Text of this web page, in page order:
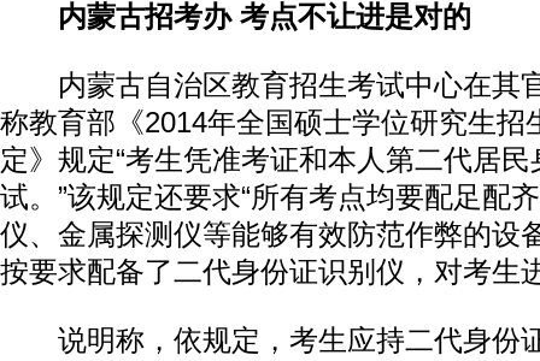
内蒙古招考办 考点不让进是对的
内蒙古自治区教育招生考试中心在其
称教育部《2014年全国硕士学位研究生招
定》规定“考生凭准考证和本人第二代居
试。”该规定还要求“所有考点均要配足配
仪、金属探测仪等能够有效防范作弊的设
按要求配备了二代身份证识别仪，对考生
说明称，依规定，考生应持二代身份